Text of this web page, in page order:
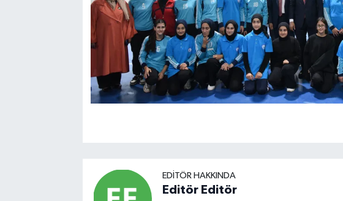
EDITÖR HAKKINDA
Editör Editör